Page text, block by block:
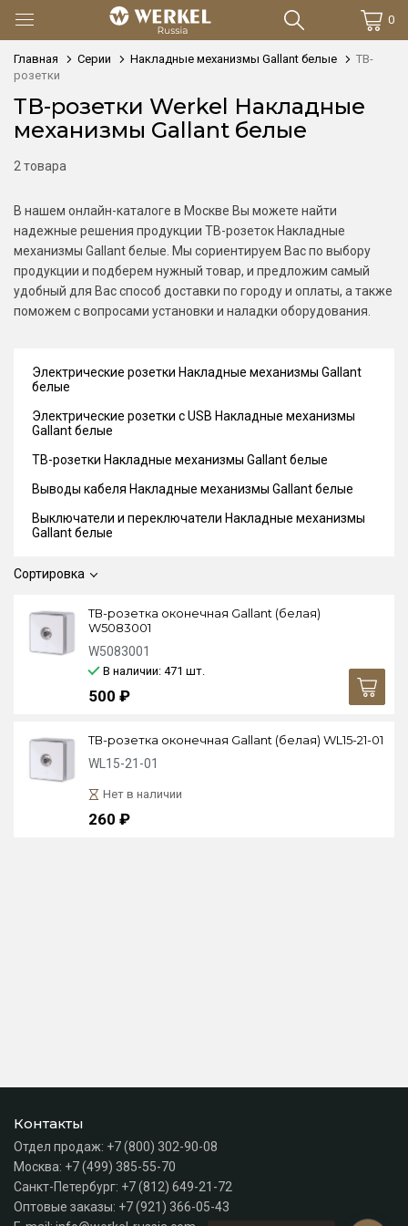
0
Главная Серии Накладные механизмы Gallant белые
ТВ-
розетки
ТВ-розетки Werkel Накладные
механизмы Gallant белые
2 товара
В нашем онлайн-каталоге в Москве Вы можете найти
надежные решения продукции ТВ-розеток Накладные
механизмы Gallant белые. Мы сориентируем Вас по выбору
продукции и подберем нужный товар, и предложим самый
удобный для Вас способ доставки по городу и оплаты, а также
поможем с вопросами установки и наладки оборудования.
Сортировка
ТВ-розетка оконечная Gallant (белая)
W5083001
W5083001
В наличии: 471 шт.
500 ₽
ТВ-розетка оконечная Gallant (белая) WL15-21-01
WL15-21-01
Нет в наличии
260 ₽
Электрические розетки Накладные механизмы Gallant
белые
Электрические розетки с USB Накладные механизмы
Gallant белые
ТВ-розетки Накладные механизмы Gallant белые
Выводы кабеля Накладные механизмы Gallant белые
Выключатели и переключатели Накладные механизмы
Gallant белые
Контакты
Отдел продаж: +7 (800) 302-90-08
Москва: +7 (499) 385-55-70
Санкт-Петербург: +7 (812) 649-21-72
Оптовые заказы: +7 (921) 366-05-43